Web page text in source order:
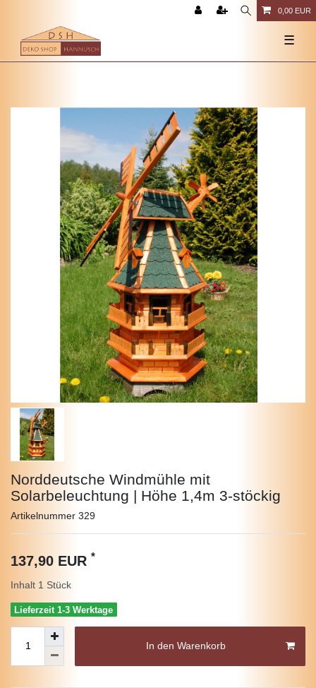
0,00 EUR
☰
Norddeutsche Windmühle mit
Solarbeleuchtung | Höhe 1,4m 3-stöckig
Artikelnummer 329
137,90 EUR *
Inhalt 1 Stück
Lieferzeit 1-3 Werktage
In den Warenkorb